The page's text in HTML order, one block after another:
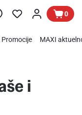
0
Promocije MAXI
i